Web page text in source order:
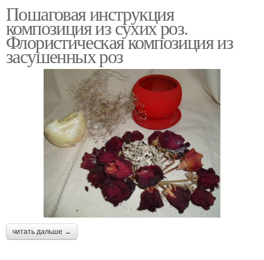
Пошаговая инструкция
композиция из сухих роз.
Флористическая композиция из
засушенных роз
читать дальше →